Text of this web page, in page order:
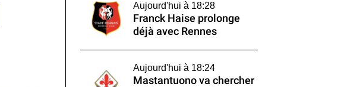
Aujourd'hui à 18:28
Franck Haise prolonge
déjà avec Rennes
Aujourd'hui à 18:24
Mastantuono va chercher